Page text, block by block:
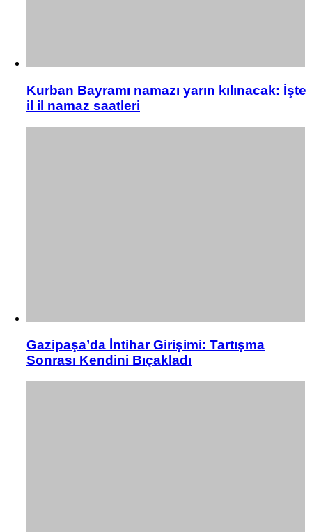
Kurban Bayramı namazı yarın kılınacak: İşte
il il namaz saatleri
Gazipaşa’da İntihar Girişimi: Tartışma
Sonrası Kendini Bıçakladı